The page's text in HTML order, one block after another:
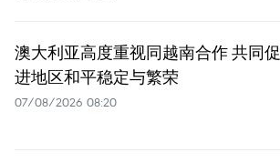
澳大利亚高度重视同越南合作 共同促
进地区和平稳定与繁荣
07/08/2026 08:20